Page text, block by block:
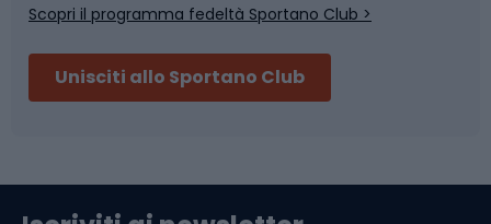
Abbigliamento da escursionismo
Componenti per biciclette
Scopri il programma fedeltà Sportano Club >
Unisciti allo Sportano Club